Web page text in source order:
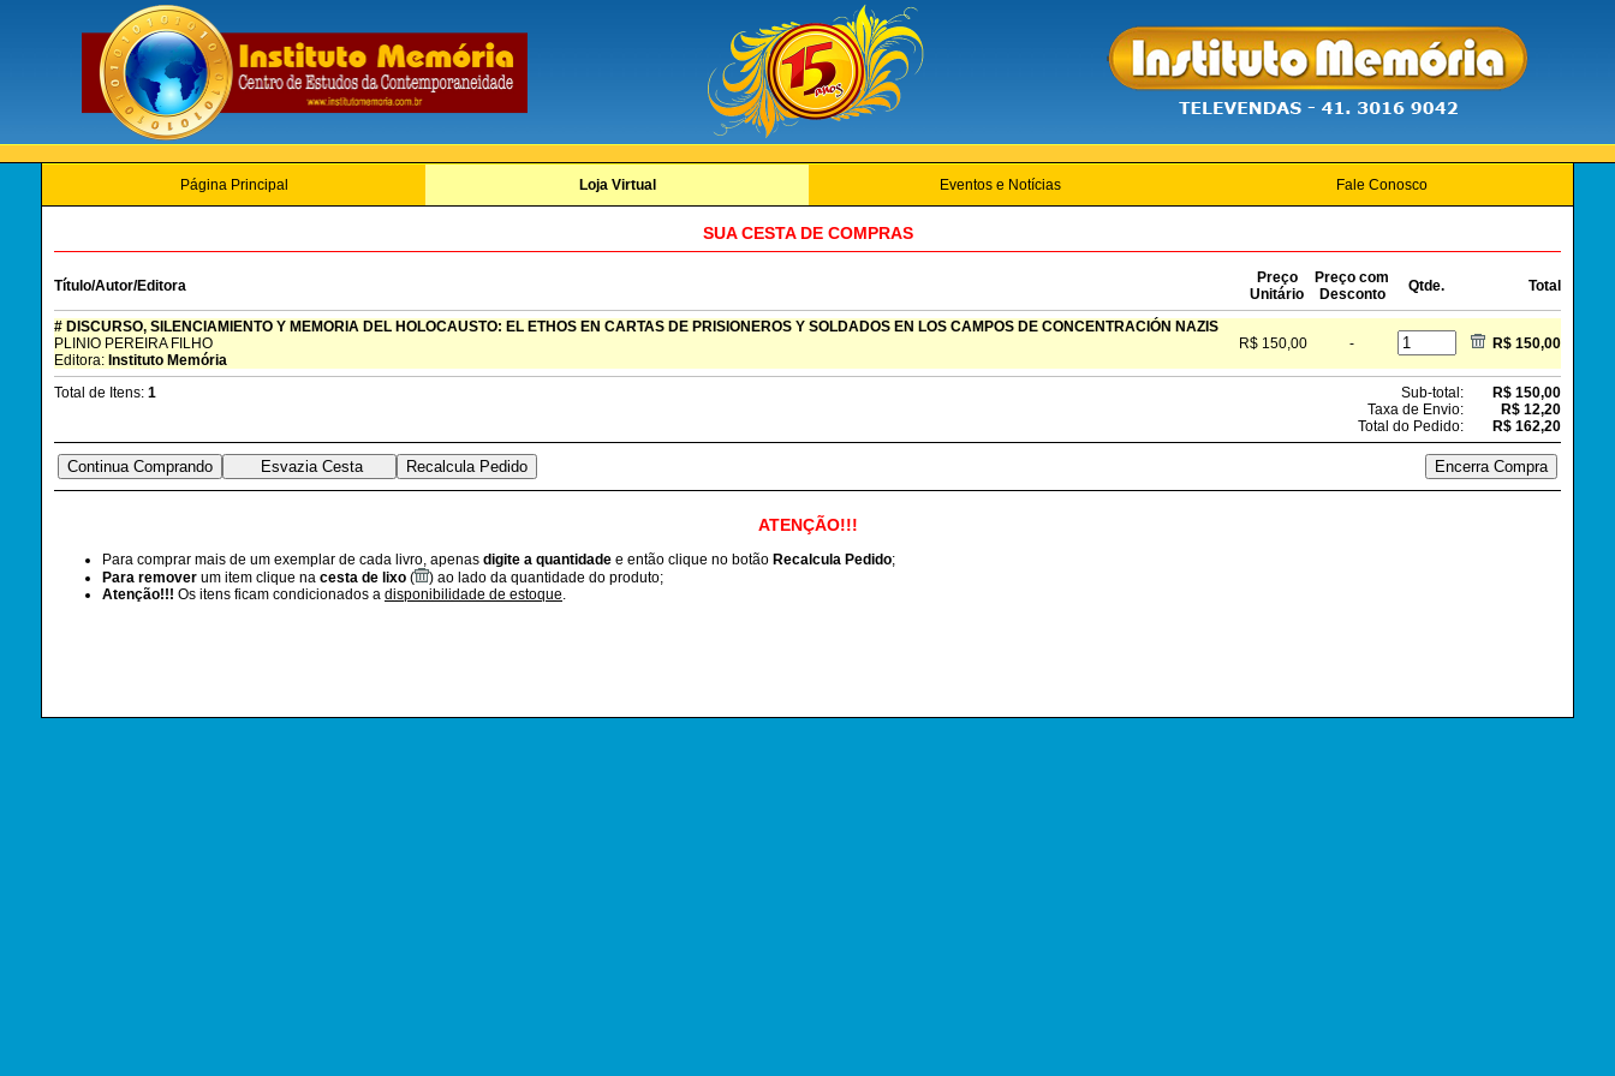
Página Principal Loja Virtual Eventos e Notícias Fale Conosco
SUA CESTA DE COMPRAS
Título/Autor/Editora
Preço
Unitário
Preço com
Desconto
Qtde. Total
# DISCURSO, SILENCIAMIENTO Y MEMORIA DEL HOLOCAUSTO: EL ETHOS EN CARTAS DE PRISIONEROS Y SOLDADOS EN LOS CAMPOS DE CONCENTRACIÓN NAZIS
PLINIO PEREIRA FILHO
Editora: Instituto Memória
R$ 150,00 - R$ 150,00
Total de Itens: 1 Sub-total:
R$ 150,00
Taxa de Envio:
R$ 12,20
Total do Pedido:
R$ 162,20
ATENÇÃO!!!
Para comprar mais de um exemplar de cada livro, apenas digite a quantidade e então clique no botão Recalcula Pedido;
Para remover um item clique na cesta de lixo (
) ao lado da quantidade do produto;
Atenção!!! Os itens ficam condicionados a disponibilidade de estoque.